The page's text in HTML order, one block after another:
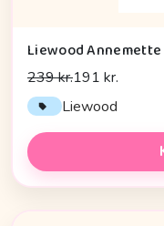
Liewood
239 kr.191 kr.
Liewood